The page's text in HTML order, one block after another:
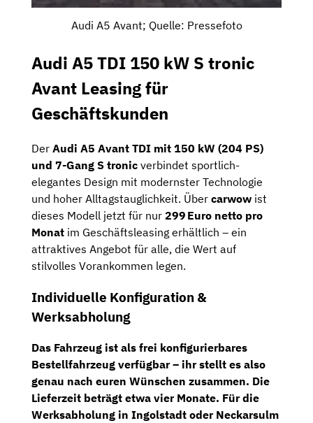
Audi A5 Avant; Quelle: Pressefoto
Audi A5 TDI 150 kW S tronic
Avant Leasing für
Geschäftskunden
Der Audi A5 Avant TDI mit 150 kW (204 PS)
und 7-Gang S tronic verbindet sportlich-
elegantes Design mit modernster Technologie
und hoher Alltagstauglichkeit. Über carwow ist
dieses Modell jetzt für nur 299 Euro netto pro
Monat im Geschäftsleasing erhältlich – ein
attraktives Angebot für alle, die Wert auf
stilvolles Vorankommen legen.
Individuelle Konfiguration &
Werksabholung
Das Fahrzeug ist als frei konfigurierbares
Bestellfahrzeug verfügbar – ihr stellt es also
genau nach euren Wünschen zusammen. Die
Lieferzeit beträgt etwa vier Monate. Für die
Werksabholung in Ingolstadt oder Neckarsulm